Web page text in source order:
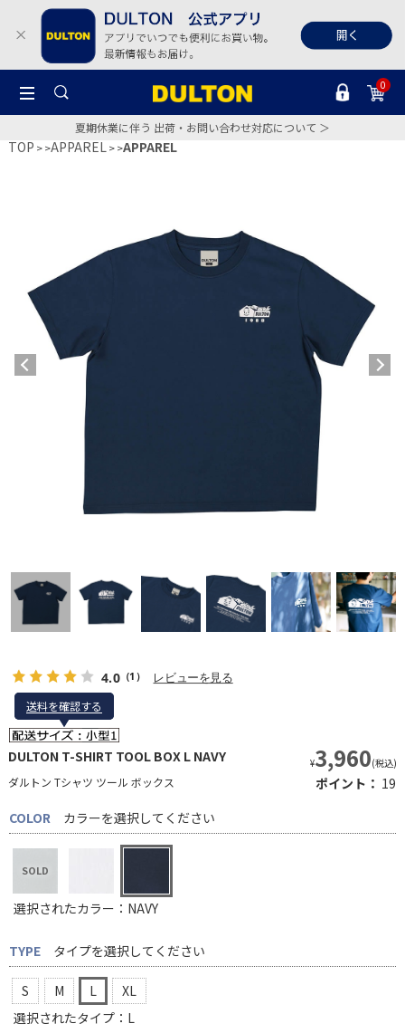
0
夏期休業に伴う 出荷・お問い合わせ対応について ＞
TOP >APPAREL >APPAREL
4.0（1） レビューを見る
送料を確認する
送料を確認する
DULTON T-SHIRT TOOL BOX L NAVY
ダルトン Tシャツ ツール ボックス
¥3,960(税込)
ポイント： 19
COLOR
カラーを選択してください
選択されたカラー：NAVY
TYPE タイプを選択してください
S M L
XL
選択されたタイプ：L